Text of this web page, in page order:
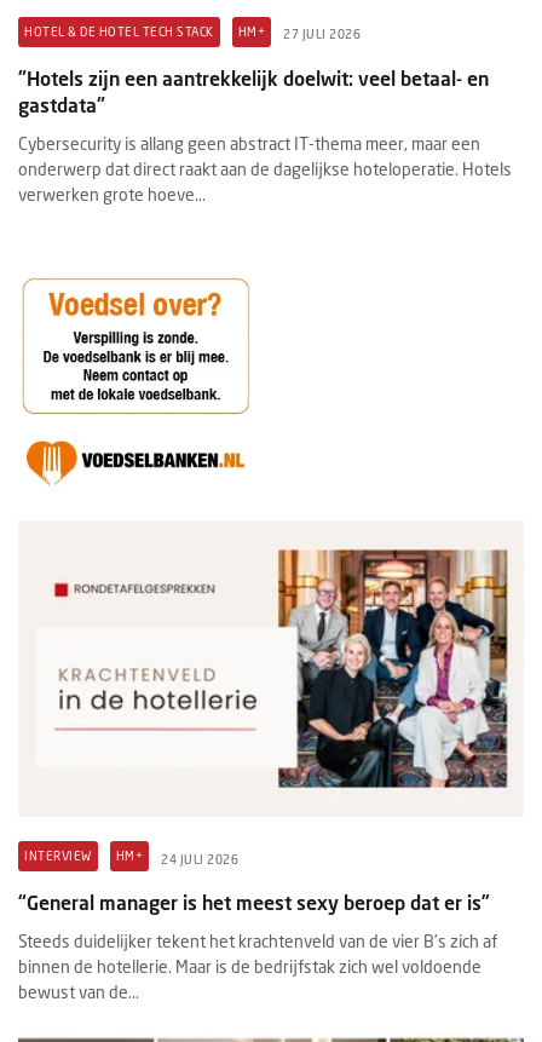
HOTEL & DE HOTEL TECH STACK HM+ 27 JULI 2026
"Hotels zijn een aantrekkelijk doelwit: veel betaal- en
gastdata"
Cybersecurity is allang geen abstract IT-thema meer, maar een
onderwerp dat direct raakt aan de dagelijkse hoteloperatie. Hotels
verwerken grote hoeve...
INTERVIEW HM+ 24 JULI 2026
“General manager is het meest sexy beroep dat er is”
Steeds duidelijker tekent het krachtenveld van de vier B’s zich af
binnen de hotellerie. Maar is de bedrijfstak zich wel voldoende
bewust van de...